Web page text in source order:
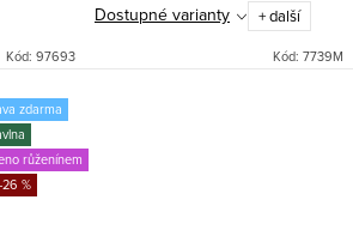
Kód: 97693
Dostupné varianty + další
Kód: 7739M
zdarma
růženínem
-26 %